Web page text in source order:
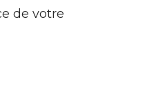
de votre